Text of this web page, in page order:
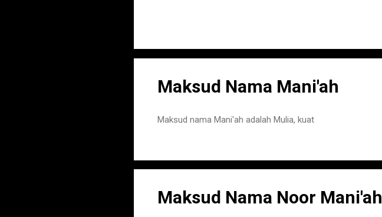
Maksud Nama Mani'ah
Maksud nama Mani'ah adalah Mulia, kuat
Maksud Nama Noor Mani'ah